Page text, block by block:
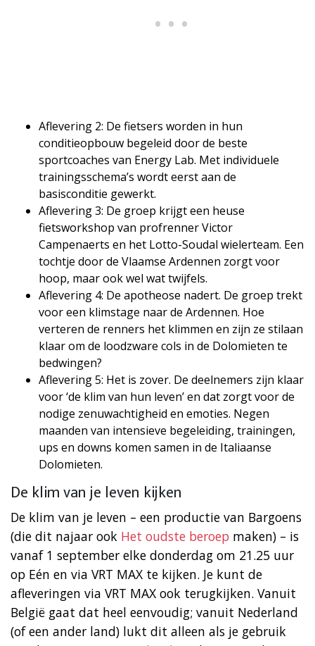
Aflevering 2: De fietsers worden in hun
conditieopbouw begeleid door de beste
sportcoaches van Energy Lab. Met individuele
trainingsschema’s wordt eerst aan de
basisconditie gewerkt.
Aflevering 3: De groep krijgt een heuse
fietsworkshop van profrenner Victor
Campenaerts en het Lotto-Soudal wielerteam. Een
tochtje door de Vlaamse Ardennen zorgt voor
hoop, maar ook wel wat twijfels.
Aflevering 4: De apotheose nadert. De groep trekt
voor een klimstage naar de Ardennen. Hoe
verteren de renners het klimmen en zijn ze stilaan
klaar om de loodzware cols in de Dolomieten te
bedwingen?
Aflevering 5: Het is zover. De deelnemers zijn klaar
voor ‘de klim van hun leven’ en dat zorgt voor de
nodige zenuwachtigheid en emoties. Negen
maanden van intensieve begeleiding, trainingen,
ups en downs komen samen in de Italiaanse
Dolomieten.
De klim van je leven kijken
De klim van je leven – een productie van Bargoens
(die dit najaar ook Het oudste beroep maken) – is
vanaf 1 september elke donderdag om 21.25 uur
op Eén en via VRT MAX te kijken. Je kunt de
afleveringen via VRT MAX ook terugkijken. Vanuit
België gaat dat heel eenvoudig; vanuit Nederland
(of een ander land) lukt dit alleen als je gebruik